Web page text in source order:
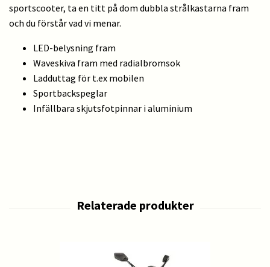
sportscooter, ta en titt på dom dubbla strålkastarna fram
och du förstår vad vi menar.
LED-belysning fram
Waveskiva fram med radialbromsok
Ladduttag för t.ex mobilen
Sportbackspeglar
Infällbara skjutsfotpinnar i aluminium